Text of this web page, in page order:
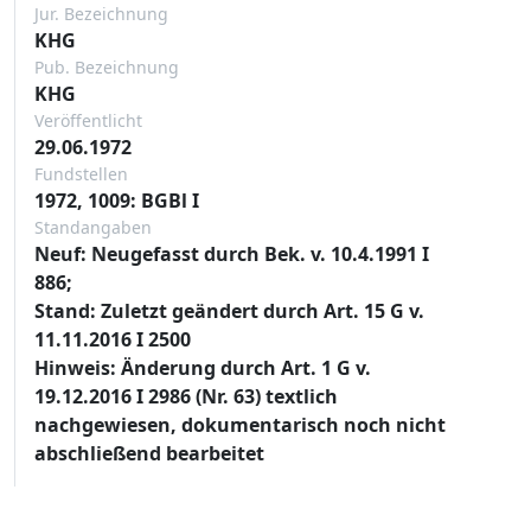
Jur. Bezeichnung
KHG
Pub. Bezeichnung
KHG
Veröffentlicht
29.06.1972
Fundstellen
1972, 1009: BGBl I
Standangaben
Neuf: Neugefasst durch Bek. v. 10.4.1991 I
886;
Stand: Zuletzt geändert durch Art. 15 G v.
11.11.2016 I 2500
Hinweis: Änderung durch Art. 1 G v.
19.12.2016 I 2986 (Nr. 63) textlich
nachgewiesen, dokumentarisch noch nicht
abschließend bearbeitet